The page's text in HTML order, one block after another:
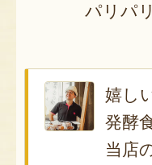
パリパ
嬉し
発酵
当店